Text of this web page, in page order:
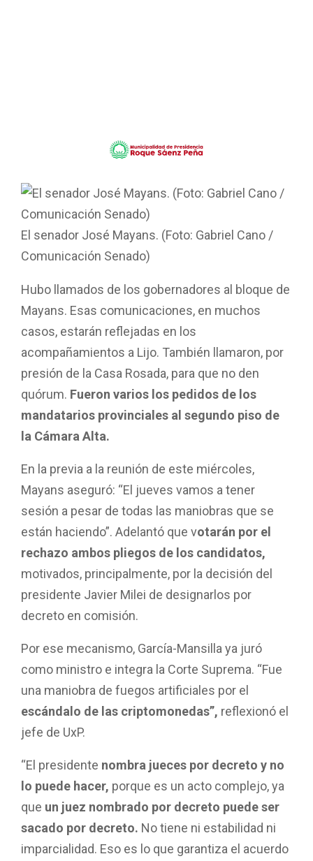
El senador José Mayans. (Foto: Gabriel Cano /
Comunicación Senado)
Hubo llamados de los gobernadores al bloque de
Mayans. Esas comunicaciones, en muchos
casos, estarán reflejadas en los
acompañamientos a Lijo. También llamaron, por
presión de la Casa Rosada, para que no den
quórum. Fueron varios los pedidos de los
mandatarios provinciales al segundo piso de
la Cámara Alta.
En la previa a la reunión de este miércoles,
Mayans aseguró: “El jueves vamos a tener
sesión a pesar de todas las maniobras que se
están haciendo”. Adelantó que votarán por el
rechazo ambos pliegos de los candidatos,
motivados, principalmente, por la decisión del
presidente Javier Milei de designarlos por
decreto en comisión.
Por ese mecanismo, García-Mansilla ya juró
como ministro e integra la Corte Suprema. “Fue
una maniobra de fuegos artificiales por el
escándalo de las criptomonedas”, reflexionó el
jefe de UxP.
“El presidente nombra jueces por decreto y no
lo puede hacer, porque es un acto complejo, ya
que un juez nombrado por decreto puede ser
sacado por decreto. No tiene ni estabilidad ni
imparcialidad. Eso es lo que garantiza el acuerdo